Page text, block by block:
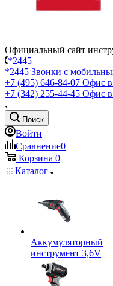
Официальный сайт
*2445
*2445 Звонки с
+7 (495) 646-84-07 Офис
+7 (342) 255-44-45 Офис
Поиск
Войти
Сравнение0
Корзина 0
Каталог
Аккумуляторный
инструмент 3,6V